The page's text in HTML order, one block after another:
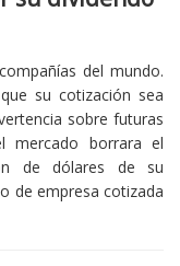
del mundo.
su cotización sea
sobre futuras
mercado borrara el
de dólares de su
de empresa cotizada